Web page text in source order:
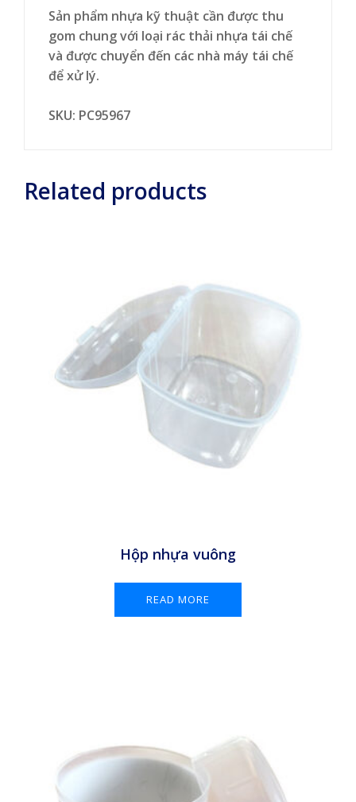
Sản phẩm nhựa kỹ thuật cần được thu
gom chung với loại rác thải nhựa tái chế
và được chuyển đến các nhà máy tái chế
để xử lý.
SKU: PC95967
Related products
Hộp nhựa vuông
READ MORE